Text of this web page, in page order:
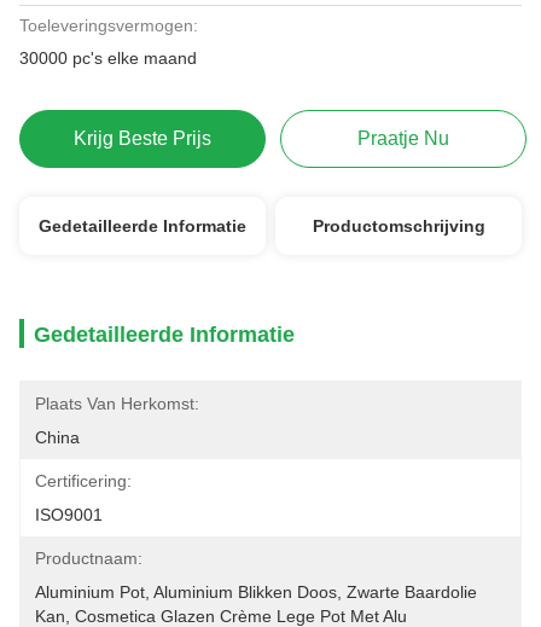
Toeleveringsvermogen:
30000 pc's elke maand
Krijg Beste Prijs Praatje Nu
Gedetailleerde Informatie Productomschrijving
Gedetailleerde Informatie
Plaats Van Herkomst:
China
Certificering:
ISO9001
Productnaam:
Aluminium Pot, Aluminium Blikken Doos, Zwarte Baardolie
Kan, Cosmetica Glazen Crème Lege Pot Met Alu